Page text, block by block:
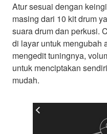
Atur sesuai dengan
masing dari 10 kit drum
suara drum dan perkusi.
di layar untuk mengubah
mengedit tuningnya,
untuk menciptakan
mudah.